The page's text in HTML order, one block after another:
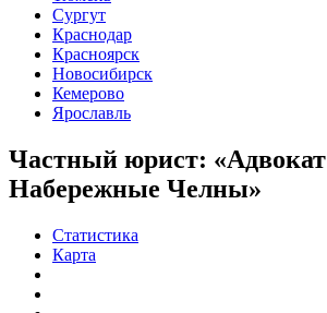
Сургут
Краснодар
Красноярск
Новосибирск
Кемерово
Ярославль
Частный юрист: «Адвокат
Набережные Челны»
Статистика
Карта